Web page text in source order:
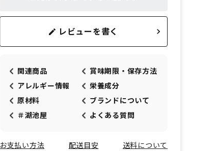
レビューを書く
関連商品
賞味期限・保存方法
アレルギー情報
栄養成分
原材料
ブランドについて
＃湖池屋
よくある質問
お支払い方法 配送目安 送料について